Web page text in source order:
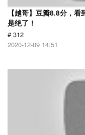
【越哥】豆瓣8.8分，
是绝了！
# 312
2020-12-09 14:51